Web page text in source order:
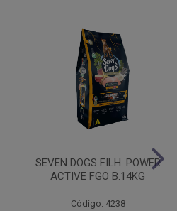
SEVEN DOGS FILH. POWER
ACTIVE FGO B.14KG
Código: 4238